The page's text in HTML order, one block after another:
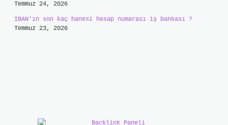
Temmuz 24, 2026
IBAN’ın son kaç hanesi hesap numarası iş bankası ?
Temmuz 23, 2026